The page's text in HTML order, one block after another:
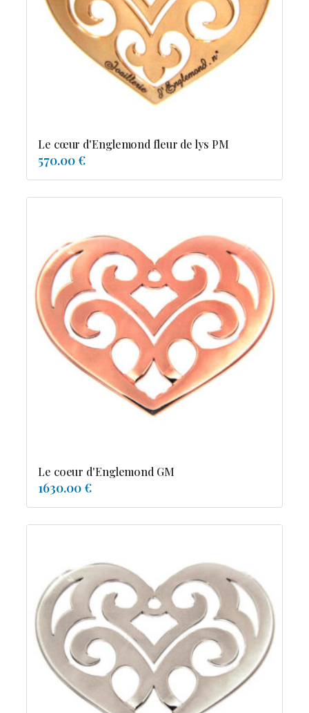
Resile
Reve-asie
Reve-de-pagode
Suspension et frissons
Diamants
Emeraude
Pierres de couleur
Saphir
rubis
saphir de couleur
tanzanite
tourmaline
Le cœur d'Englemond fleur de lys PM
570.00 €
Le coeur d'Englemond GM
1630.00 €